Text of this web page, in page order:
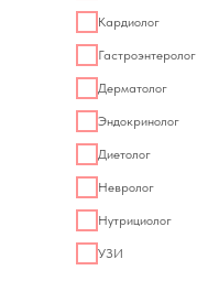
Кардиолог
Гастроэнтеролог
Дерматолог
Эндокринолог
Диетолог
Невролог
Нутрициолог
УЗИ